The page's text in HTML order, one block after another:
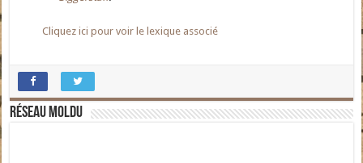
Cliquez ici pour voir le lexique associé
Réseau moldu